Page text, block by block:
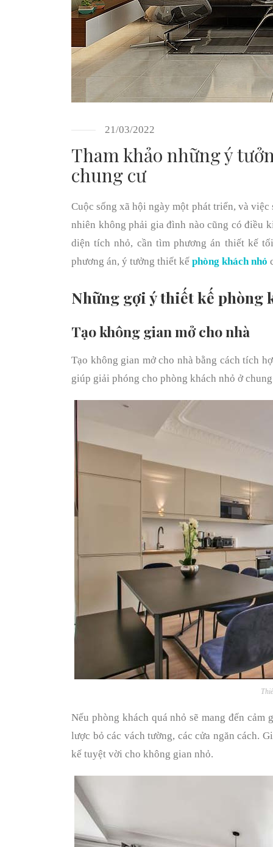
21/03/2022
Tham khảo những ý
chung cư
Cuộc sống xã hội ngày một phát triển, và
nhiên không phải gia đình nào cũng có điều
diện tích nhỏ, cần tìm phương án thiết kế
phương án, ý tưởng thiết kế phòng khách nhỏ
Những gợi ý thiết kế phòng
Tạo không gian mở cho nhà
Tạo không gian mở cho nhà bằng cách tích
giúp giải phóng cho phòng khách nhỏ ở
Nếu phòng khách quá nhỏ sẽ mang đến
lược bỏ các vách tường, các cửa ngăn cách.
kế tuyệt vời cho không gian nhỏ.